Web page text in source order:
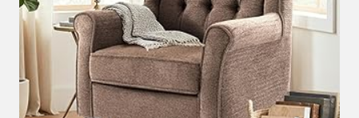
MIT
MASSIVHOLZBEINEN
EINZELSOFA
FÜR…